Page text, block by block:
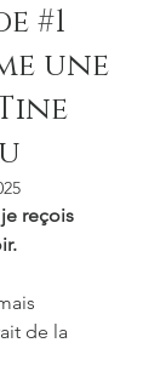
#1
une
reçois
de la